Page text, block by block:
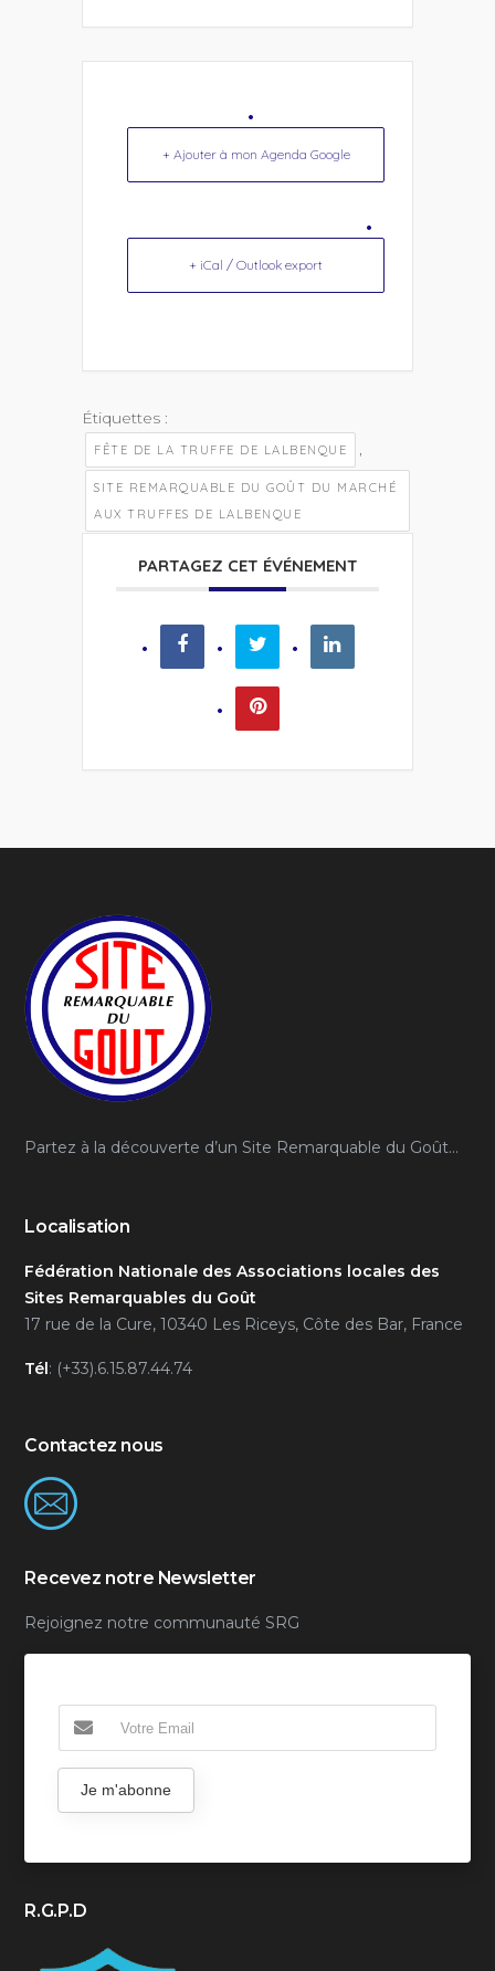
+ Ajouter à mon Agenda Google
+ iCal / Outlook export
Étiquettes :
FÊTE DE LA TRUFFE DE LALBENQUE ,
SITE REMARQUABLE DU GOÛT DU MARCHÉ
AUX TRUFFES DE LALBENQUE
PARTAGEZ CET ÉVÉNEMENT
Partez à la découverte d’un Site Remarquable du Goût…
Localisation
Fédération Nationale des Associations locales des
Sites Remarquables du Goût
17 rue de la Cure, 10340 Les Riceys, Côte des Bar, France
Tél: (+33).6.15.87.44.74
Contactez nous
Recevez notre Newsletter
Rejoignez notre communauté SRG
Je m'abonne
R.G.P.D